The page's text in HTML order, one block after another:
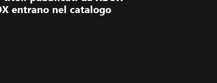
entrano nel catalogo